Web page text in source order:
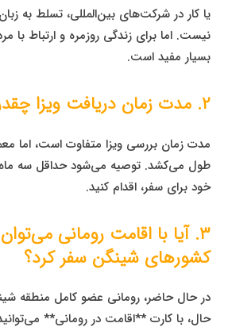
یا کار در شرکت‌های بین‌المللی، تسلط به
نیست. اما برای زندگی روزمره و ارتباط با
بسیار مفید است.
۲. مدت زمان دریافت ویزا چقدر است؟
طول می‌کشد. توصیه می‌شود حداقل سه ماه
خود برای سفر، اقدام کنید.
۳. آیا با اقامت رومانی
کشورهای شینگن سفر کرد؟
در حال حاضر، رومانی عضو کامل منطقه
حال، با کارت **اقامت در رومانی**